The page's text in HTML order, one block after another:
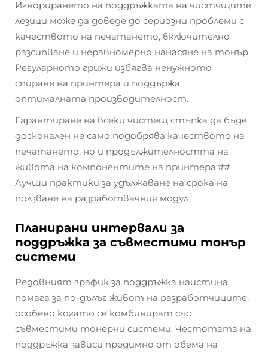
Игнорирането на поддръжката на чистящите
лезици може да доведе до сериозни проблеми с
качеството на печатането, включително
разсипване и неравномерно нанасяне на тонър.
Регуларното грижи избягва ненужното
спиране на принтера и поддържа
оптималната производителност.
Гарантиране на всеки чистещ стъпка да бъде
досконален не само подобрява качеството на
печатането, но и продължителността на
живота на компонентите на принтера.##
Лучши практики за удължаване на срока на
ползване на разработвачния модул
Планирани интервали за
поддръжка за съвместими тонър
системи
Редовният график за поддръжка наистина
помага за по-дълъг живот на разработчиците,
особено когато се комбинират със
съвместими тонерни системи. Честотата на
поддръжка зависи предимно от обема на